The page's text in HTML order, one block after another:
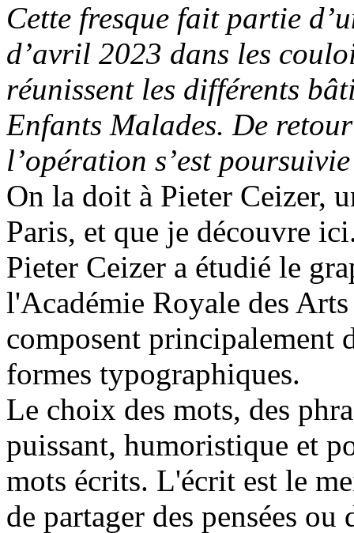
Cette fresque fait partie
d’avril 2023 dans les
réunissent les différents
Enfants Malades. De
l’opération s’est
On la doit à Pieter Ceizer,
Paris, et que je découvre
Pieter Ceizer a étudié le
l'Académie Royale des
composent principalement
formes typographiques.
Le choix des mots, des
puissant, humoristique et
mots écrits. L'écrit est le
de partager des pensées